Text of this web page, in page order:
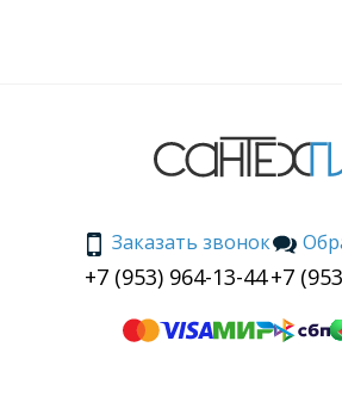
Заказать звонок
+7 (953) 964-13-44+7